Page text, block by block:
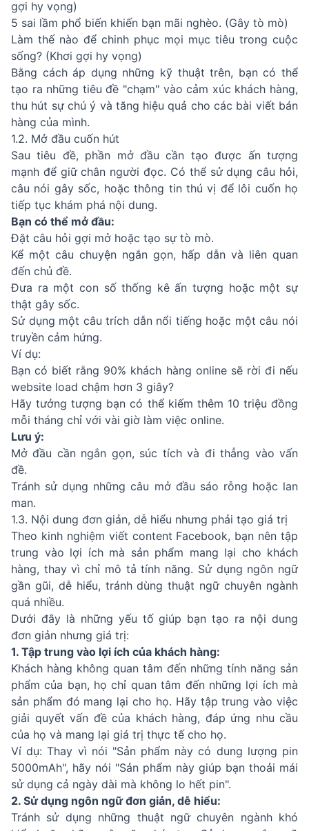
gợi hy vọng)
5 sai lầm phổ biến khiến bạn mãi nghèo. (Gây tò mò)
Làm thế nào để chinh phục mọi mục tiêu trong cuộc
sống? (Khơi gợi hy vọng)
Bằng cách áp dụng những kỹ thuật trên, bạn có thể
tạo ra những tiêu đề "chạm" vào cảm xúc khách hàng,
thu hút sự chú ý và tăng hiệu quả cho các bài viết bán
hàng của mình.
1.2. Mở đầu cuốn hút
Sau tiêu đề, phần mở đầu cần tạo được ấn tượng
mạnh để giữ chân người đọc. Có thể sử dụng câu hỏi,
câu nói gây sốc, hoặc thông tin thú vị để lôi cuốn họ
tiếp tục khám phá nội dung.
Bạn có thể mở đầu:
Đặt câu hỏi gợi mở hoặc tạo sự tò mò.
Kể một câu chuyện ngắn gọn, hấp dẫn và liên quan
đến chủ đề.
Đưa ra một con số thống kê ấn tượng hoặc một sự
thật gây sốc.
Sử dụng một câu trích dẫn nổi tiếng hoặc một câu nói
truyền cảm hứng.
Ví dụ:
Bạn có biết rằng 90% khách hàng online sẽ rời đi nếu
website load chậm hơn 3 giây?
Hãy tưởng tượng bạn có thể kiếm thêm 10 triệu đồng
mỗi tháng chỉ với vài giờ làm việc online.
Lưu ý:
Mở đầu cần ngắn gọn, súc tích và đi thẳng vào vấn
đề.
Tránh sử dụng những câu mở đầu sáo rỗng hoặc lan
man.
1.3. Nội dung đơn giản, dễ hiểu nhưng phải tạo giá trị
Theo kinh nghiệm viết content Facebook, bạn nên tập
trung vào lợi ích mà sản phẩm mang lại cho khách
hàng, thay vì chỉ mô tả tính năng. Sử dụng ngôn ngữ
gần gũi, dễ hiểu, tránh dùng thuật ngữ chuyên ngành
quá nhiều.
Dưới đây là những yếu tố giúp bạn tạo ra nội dung
đơn giản nhưng giá trị:
1. Tập trung vào lợi ích của khách hàng:
Khách hàng không quan tâm đến những tính năng sản
phẩm của bạn, họ chỉ quan tâm đến những lợi ích mà
sản phẩm đó mang lại cho họ. Hãy tập trung vào việc
giải quyết vấn đề của khách hàng, đáp ứng nhu cầu
của họ và mang lại giá trị thực tế cho họ.
Ví dụ: Thay vì nói "Sản phẩm này có dung lượng pin
5000mAh", hãy nói "Sản phẩm này giúp bạn thoải mái
sử dụng cả ngày dài mà không lo hết pin".
2. Sử dụng ngôn ngữ đơn giản, dễ hiểu:
Tránh sử dụng những thuật ngữ chuyên ngành khó